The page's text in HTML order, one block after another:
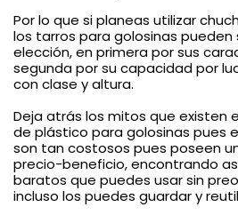
Por lo que si planeas utilizar
los tarros para golosinas pueden
elección, en primera por sus
segunda por su capacidad por
con clase y altura.
Deja atrás los mitos que existen
de plástico para golosinas pues
son tan costosos pues poseen
precio-beneficio, encontrando
baratos que puedes usar sin
incluso los puedes guardar y